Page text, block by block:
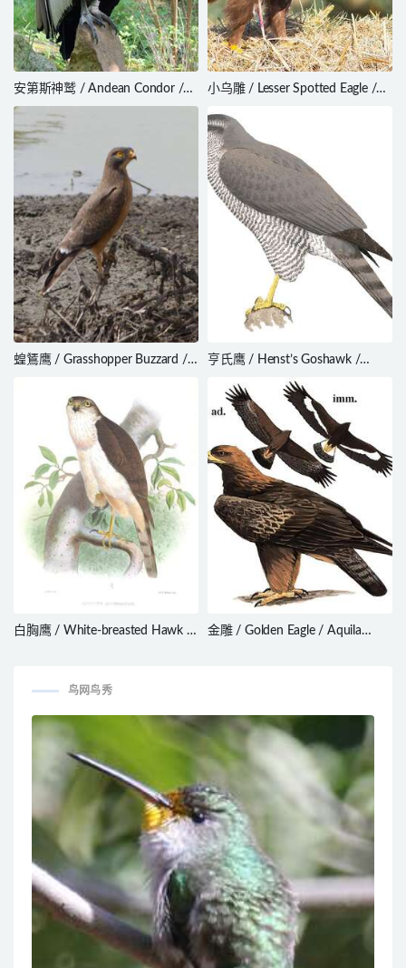
安第斯神鹫 / Andean Condor /
Vultur gryphus
小乌雕 / Lesser Spotted Eagle /
蝗鵟鹰 / Grasshopper Buzzard /
亨氏鹰 / Henst’s Goshawk /
白胸鹰 / White-breasted Hawk /
金雕 / Golden Eagle / Aquila
鸟网鸟秀